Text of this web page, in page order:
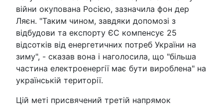
війни окупована Росією, зазначила фон дер
Ляєн. "Таким чином, завдяки допомозі з
відбудови та експорту ЄС компенсує 25
відсотків від енергетичних потреб України на
зиму", - сказав вона і наголосила, що "більша
частина електроенергії має бути вироблена" на
українській території.
Цій меті присвячений третій напрямок